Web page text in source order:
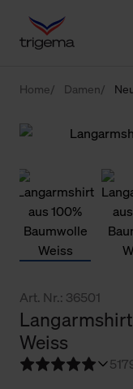
Home Damen
Art. Nr.: 36501
Weiss
5